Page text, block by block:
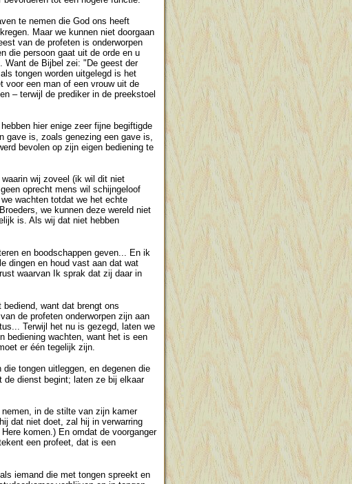
te nemen die God ons heeft
Maar we kunnen niet doorgaan
van de profeten is onderworpen
die persoon gaat uit de orde en u
Want de Bijbel zei: "De geest der
tongen worden uitgelegd is het
voor een man of een vrouw uit de
– terwijl de prediker in de preekstoel
hier enige zeer fijne begiftigde
gave is, zoals genezing een gave is,
bevolen op zijn eigen bediening te
wij zoveel (ik wil dit niet
oprecht mens wil schijngeloof
wachten totdat we het echte
we kunnen deze wereld niet
is. Als wij dat niet hebben
en boodschappen geven... En ik
dingen en houd vast aan dat wat
waarvan Ik sprak dat zij daar in
want dat brengt ons
de profeten onderworpen zijn aan
Terwijl het nu is gezegd, laten we
bediening wachten, want het is een
er één tegelijk zijn.
tongen uitleggen, en degenen die
de dienst begint; laten ze bij elkaar
in de stilte van zijn kamer
dat niet doet, zal hij in verwarring
komen.) En omdat de voorganger
een profeet, dat is een
iemand die met tongen spreekt en